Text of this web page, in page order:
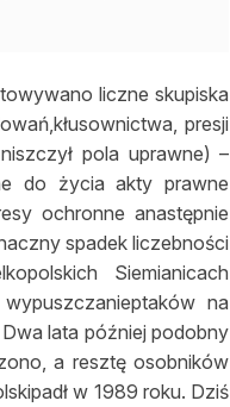
liczne skupiska
presji
pola uprawne) –
do życia akty prawne
ochronne anastępnie
spadek liczebności
Siemianicach
na
lata później podobny
a resztę osobników
w 1989 roku. Dziś